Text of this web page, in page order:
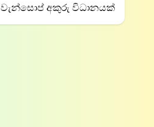
වැන්සොප් අකුරු විධානයක්